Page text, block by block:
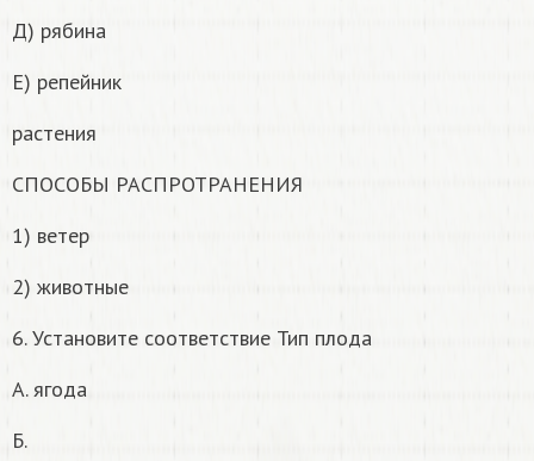
Д) рябина
E) репейник
растения
СПОСОБЫ РАСПРОТРАНЕНИЯ
1) ветер
2) животные
6. Установите соответствие Тип плода
А. ягода
Б.